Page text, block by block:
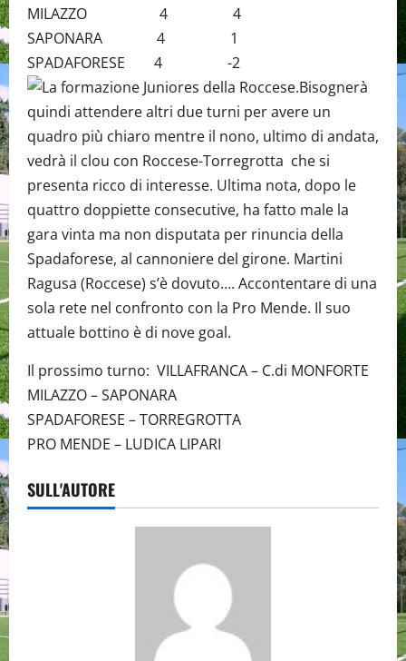
MILAZZO 4 4
SAPONARA 4 1
SPADAFORESE 4 -2
Bisognerà
quindi attendere altri due turni per avere un
quadro più chiaro mentre il nono, ultimo di andata,
vedrà il clou con Roccese-Torregrotta che si
presenta ricco di interesse. Ultima nota, dopo le
quattro doppiette consecutive, ha fatto male la
gara vinta ma non disputata per rinuncia della
Spadaforese, al cannoniere del girone. Martini
Ragusa (Roccese) s’è dovuto…. Accontentare di una
sola rete nel confronto con la Pro Mende. Il suo
attuale bottino è di nove goal.
Il prossimo turno: VILLAFRANCA – C.di MONFORTE
MILAZZO – SAPONARA
SPADAFORESE – TORREGROTTA
PRO MENDE – LUDICA LIPARI
SULL'AUTORE